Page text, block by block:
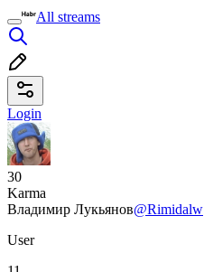
All streams
Login
30
Karma
Владимир Лукьянов@Rimidalw
User